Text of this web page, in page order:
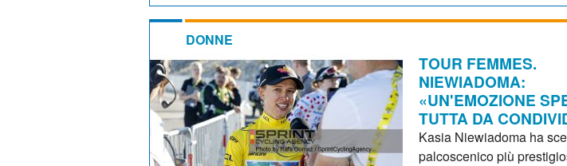
DONNE
TOUR FEMMES.
NIEWIADOMA:
«UN'EMOZIONE
TUTTA DA
Kasia Niewiadoma ha
palcoscenico più